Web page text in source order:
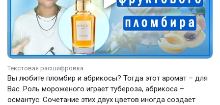
Текстовая расшифровка
Вы любите пломбир и абрикосы? Тогда этот аромат – для
Вас. Роль мороженого играет тубероза, абрикоса –
османтус. Сочетание этих двух цветов иногда создаёт